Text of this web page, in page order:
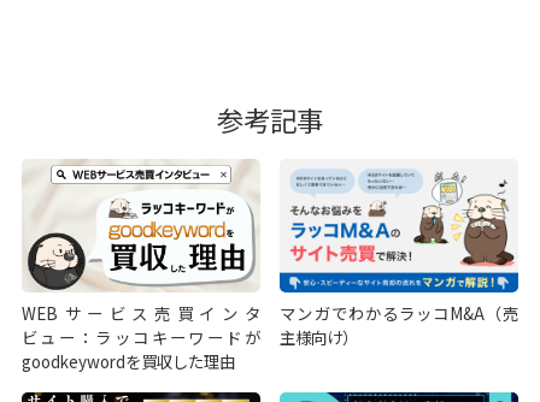
参考記事
WEBサービス売買インタ
ビュー：ラッコキーワードが
goodkeywordを買収した理由
マンガでわかるラッコM&A（売
主様向け）